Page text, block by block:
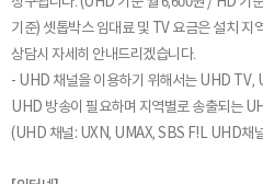
기준) 셋톱박스 임대료 및 TV 요금은 설치 지
상담시 자세히 안내드리겠습니다.
- UHD 채널을 이용하기 위해서는 UHD TV,
UHD 방송이 필요하며 지역별로 송출되는
(UHD 채널: UXN, UMAX, SBS F!L UHD채